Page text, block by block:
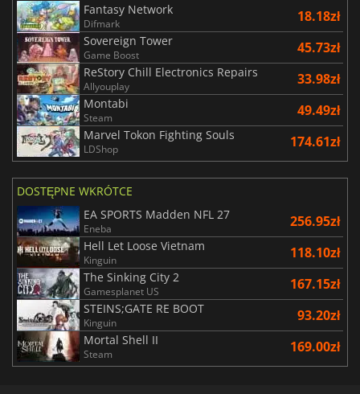
Fantasy Network
Difmark 18.18zł
Sovereign Tower
Game Boost 45.73zł
ReStory Chill Electronics Repairs
Allyouplay 33.98zł
Montabi
Steam 49.49zł
Marvel Tokon Fighting Souls
LDShop 174.61zł
DOSTĘPNE WKRÓTCE
EA SPORTS Madden NFL 27
Eneba 256.95zł
Hell Let Loose Vietnam
Kinguin 118.10zł
The Sinking City 2
Gamesplanet US 167.15zł
STEINS;GATE RE BOOT
Kinguin 93.20zł
Mortal Shell II
Steam 169.00zł